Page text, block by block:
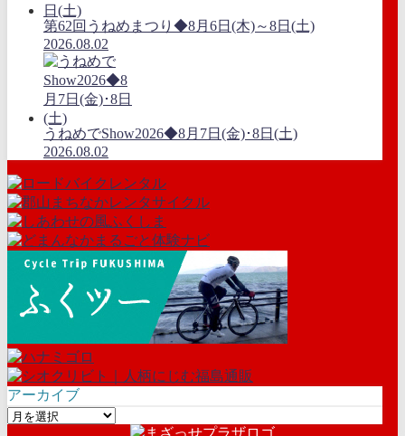
第62回うねめまつり◆8月6日(木)～8日(土)
2026.08.02
うねめでShow2026◆8月7日(金)･8日(土)
2026.08.02
アーカイブ
ア